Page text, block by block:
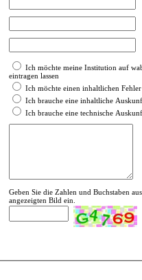
Ich möchte meine Institution auf
eintragen lassen
Ich möchte einen inhaltlichen
Ich brauche eine inhaltliche
Ich brauche eine technische
Geben Sie die Zahlen und Buchstaben
angezeigten Bild ein.